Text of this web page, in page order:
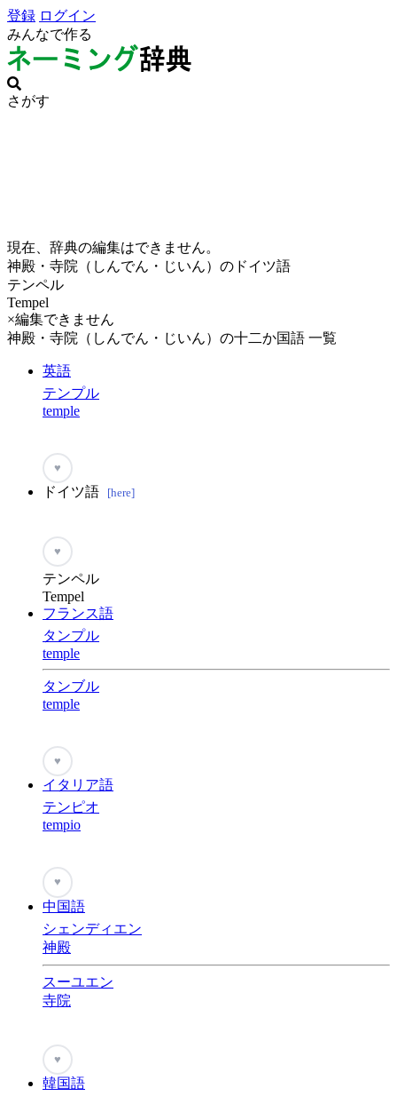
登録 ログイン
みんなで作る
さがす
現在、辞典の編集はできません。
神殿・寺院（しんでん・じいん）のドイツ語
テンペル
Tempel
×編集できません
神殿・寺院（しんでん・じいん）の十二か国語 一覧
英語
テンプル
temple
♥
ドイツ語 [here]
♥
テンペル
Tempel
フランス語
タンプル
temple
タンブル
temple
♥
イタリア語
テンピオ
tempio
♥
中国語
シェンディエン
神殿
スーユエン
寺院
♥
韓国語